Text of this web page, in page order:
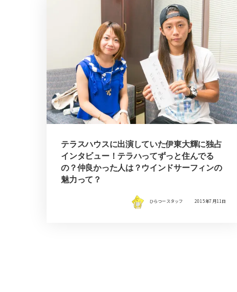
テラスハウスに出演していた伊東大輝に独占
インタビュー！テラハってずっと住んでる
の？仲良かった人は？ウインドサーフィンの
魅力って？
ひらつースタッフ 2015年7月11日